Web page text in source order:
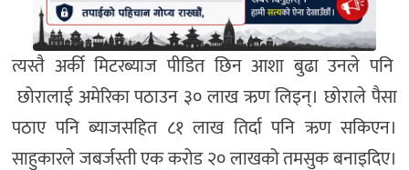
त्यस्तै अर्की मिटरब्याज पीडित छिन आशा बुढा उनले पनि
छोरालाई अमेरिका पठाउन ३० लाख ऋण लिइन्। छोराले पैसा
पठाए पनि ब्याजसहित ८१ लाख तिर्दा पनि ऋण सकिएन।
साहुकारले जबर्जस्ती एक करोड २० लाखको तमसुक बनाइदिए।